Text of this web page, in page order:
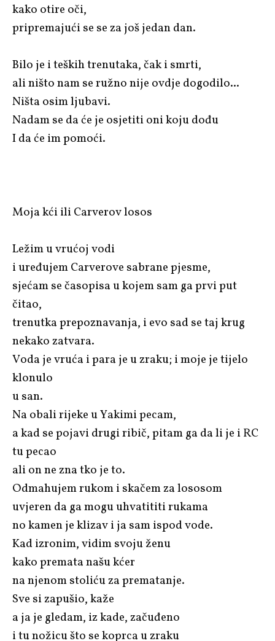
kako otire oči,
pripremajući se se za još jedan dan.
Bilo je i teških trenutaka, čak i smrti,
ali ništo nam se ružno nije ovdje dogodilo...
Ništa osim ljubavi.
Nadam se da će je osjetiti oni koju dođu
I da će im pomoći.
Moja kći ili Carverov losos
Ležim u vrućoj vodi
i uređujem Carverove sabrane pjesme,
sjećam se časopisa u kojem sam ga prvi put
čitao,
trenutka prepoznavanja, i evo sad se taj krug
nekako zatvara.
Voda je vruća i para je u zraku; i moje je tijelo
klonulo
u san.
Na obali rijeke u Yakimi pecam,
a kad se pojavi drugi ribič, pitam ga da li je i RC
tu pecao
ali on ne zna tko je to.
Odmahujem rukom i skačem za lososom
uvjeren da ga mogu uhvatititi rukama
no kamen je klizav i ja sam ispod vode.
Kad izronim, vidim svoju ženu
kako premata našu kćer
na njenom stoliću za prematanje.
Sve si zapušio, kaže
a ja je gledam, iz kade, začuđeno
i tu nožicu što se koprca u zraku